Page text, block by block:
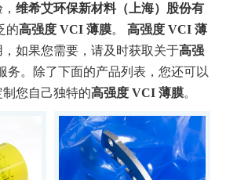
维希艾环保新材料（上海）股份有
的高强度 VCI 薄膜。 高强度 VCI 薄
如果您需要，请及时获取关于高强
务。除了下面的产品列表，您还可以
您自己独特的高强度 VCI 薄膜。